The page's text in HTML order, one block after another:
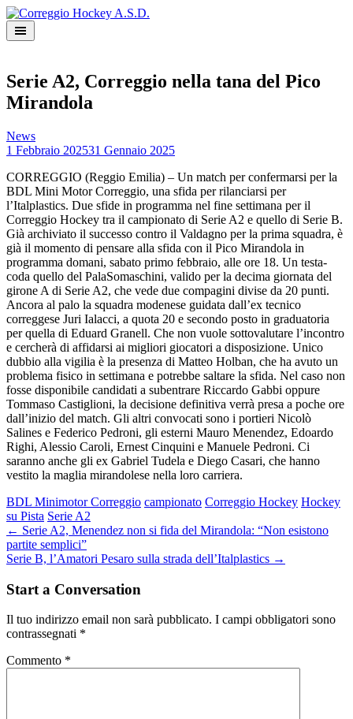
Skip
to
content
Serie A2, Correggio nella tana del Pico
Mirandola
News
1 Febbraio 202531 Gennaio 2025
CORREGGIO (Reggio Emilia) – Un match per confermarsi per la
BDL Mini Motor Correggio, una sfida per rilanciarsi per
l’Italplastics. Due sfide in programma nel fine settimana per il
Correggio Hockey tra il campionato di Serie A2 e quello di Serie B.
Già archiviato il successo contro il Valdagno per la prima squadra, è
già il momento di pensare alla sfida con il Pico Mirandola in
programma domani, sabato primo febbraio, alle ore 18. Un testa-
coda quello del PalaSomaschini, valido per la decima giornata del
girone A di Serie A2, che vede due compagini divise da 20 punti.
Ancora al palo la squadra modenese guidata dall’ex tecnico
correggese Juri Ialacci, a quota 20 e secondo posto in graduatoria
per quella di Eduard Granell. Che non vuole sottovalutare l’incontro
e cercherà di affidarsi ai migliori giocatori a disposizione. Unico
dubbio alla vigilia è la presenza di Matteo Holban, che ha avuto un
problema fisico in settimana e potrebbe saltare la sfida. Nel caso non
fosse disponibile candidati a subentrare Riccardo Gabbi oppure
Tommaso Castiglioni, la decisione definitiva verrà presa a poche ore
dall’inizio del match. Gli altri convocati sono i portieri Nicolò
Salines e Federico Pedroni, gli esterni Mauro Menendez, Edoardo
Righi, Alessio Caroli, Ernest Cinquini e Manuele Pedroni. Ci
saranno anche gli ex Gabriel Tudela e Diego Casari, che hanno
vestito la maglia mirandolese nella loro carriera.
BDL Minimotor Correggio campionato Correggio Hockey Hockey
su Pista Serie A2
Post
navigation
← Serie A2, Menendez non si fida del Mirandola: “Non esistono
partite semplici”
Serie B, l’Amatori Pesaro sulla strada dell’Italplastics →
Start a Conversation
Il tuo indirizzo email non sarà pubblicato. I campi obbligatori sono
contrassegnati *
Commento *